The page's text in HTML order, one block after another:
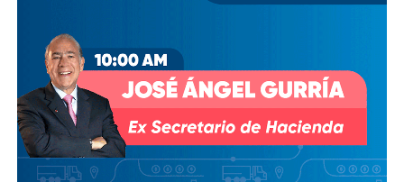
Agua abrió un expediente que no avanzó pese a 350 mil
afectados y una queja de oficio de la Comisión Estatal de
Derechos Humanos; en abril de 2023, el entonces
presidenteAndrés Manuel López Obradorrespondió a
una petición del gobernador Ricardo Gallardo Cardona con
un “a lo mejor se lo cambiamos” que no derivó en ningún
trámite documentado; y desde 2025, la Comisión Nacional